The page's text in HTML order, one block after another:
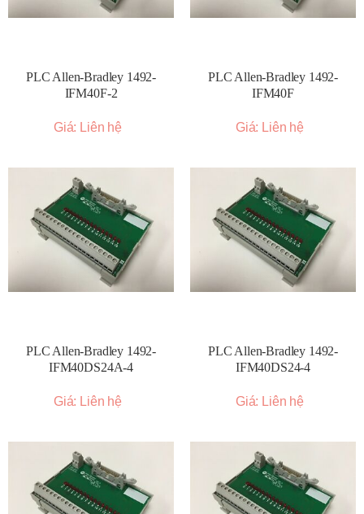
PLC Allen-Bradley 1492-
IFM40F-2
Giá: Liên hệ
PLC Allen-Bradley 1492-
IFM40F
Giá: Liên hệ
PLC Allen-Bradley 1492-
IFM40DS24A-4
Giá: Liên hệ
PLC Allen-Bradley 1492-
IFM40DS24-4
Giá: Liên hệ